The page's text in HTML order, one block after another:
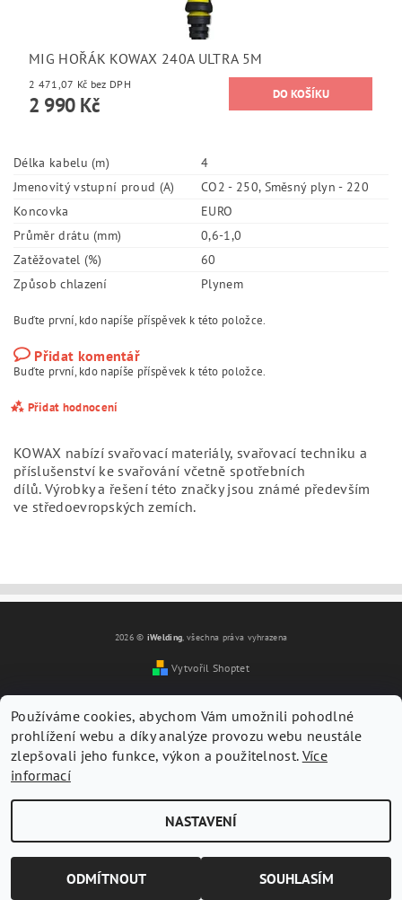
MIG HOŘÁK KOWAX 240A ULTRA 5M
2 471,07 Kč bez DPH
2 990 Kč
Délka kabelu (m)
4
Jmenovitý vstupní proud (A)
CO2 - 250, Směsný plyn - 220
Koncovka
EURO
Průměr drátu (mm)
0,6-1,0
Zatěžovatel (%)
60
Způsob chlazení
Plynem
Buďte první, kdo napíše příspěvek k této položce.
Přidat komentář
Buďte první, kdo napíše příspěvek k této položce.
Přidat hodnocení
osobních údajů
KOWAX nabízí svařovací materiály, svařovací techniku a
příslušenství ke svařování včetně spotřebních
dílů.Výrobky a řešení této značky jsou známé především
ve středoevropských zemích.
2026 © iWelding, všechna práva vyhrazena
Vytvořil Shoptet
Používáme cookies, abychom Vám umožnili pohodlné
prohlížení webu a díky analýze provozu webu neustále
zlepšovali jeho funkce, výkon a použitelnost. Více
informací
NASTAVENÍ
ODMÍTNOUT SOUHLASÍM